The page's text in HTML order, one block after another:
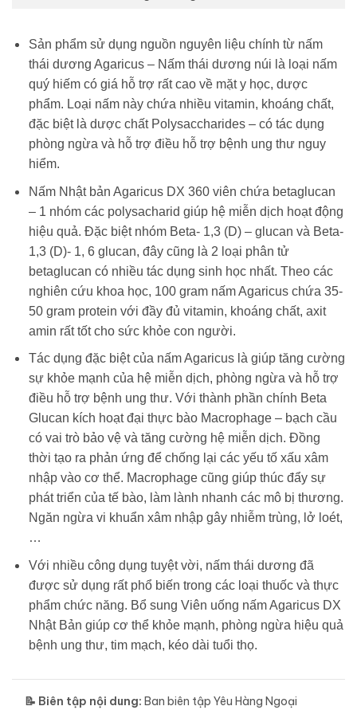
Sản phẩm sử dụng nguồn nguyên liệu chính từ nấm
thái dương Agaricus – Nấm thái dương núi là loại nấm
quý hiếm có giá hỗ trợ rất cao về mặt y học, dược
phẩm. Loại nấm này chứa nhiều vitamin, khoáng chất,
đặc biệt là dược chất Polysaccharides – có tác dụng
phòng ngừa và hỗ trợ điều hỗ trợ bệnh ung thư nguy
hiểm.
Nấm Nhật bản Agaricus DX 360 viên chứa betaglucan
– 1 nhóm các polysacharid giúp hệ miễn dịch hoạt động
hiệu quả. Đặc biệt nhóm Beta- 1,3 (D) – glucan và Beta-
1,3 (D)- 1, 6 glucan, đây cũng là 2 loại phân tử
betaglucan có nhiều tác dụng sinh học nhất. Theo các
nghiên cứu khoa học, 100 gram nấm Agaricus chứa 35-
50 gram protein với đầy đủ vitamin, khoáng chất, axit
amin rất tốt cho sức khỏe con người.
Tác dụng đặc biệt của nấm Agaricus là giúp tăng cường
sự khỏe mạnh của hệ miễn dịch, phòng ngừa và hỗ trợ
điều hỗ trợ bệnh ung thư. Với thành phần chính Beta
Glucan kích hoạt đại thực bào Macrophage – bạch cầu
có vai trò bảo vệ và tăng cường hệ miễn dịch. Đồng
thời tạo ra phản ứng để chống lại các yếu tố xấu xâm
nhập vào cơ thể. Macrophage cũng giúp thúc đẩy sự
phát triển của tế bào, làm lành nhanh các mô bị thương.
Ngăn ngừa vi khuẩn xâm nhập gây nhiễm trùng, lở loét,
…
Với nhiều công dụng tuyệt vời, nấm thái dương đã
được sử dụng rất phổ biến trong các loại thuốc và thực
phẩm chức năng. Bổ sung Viên uống nấm Agaricus DX
Nhật Bản giúp cơ thể khỏe mạnh, phòng ngừa hiệu quả
bệnh ung thư, tim mạch, kéo dài tuổi thọ.
📝 Biên tập nội dung: Ban biên tập Yêu Hàng Ngoại